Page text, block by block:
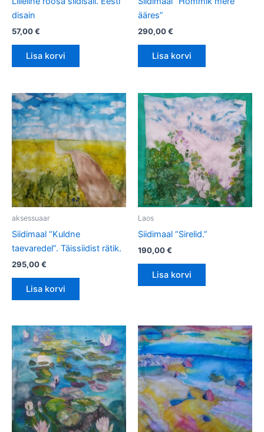
disain
57,00€
Lisa korvi
ääres”
290,00€
Lisa korvi
aksessuaar
Siidimaal “Kuldne
taevaredel”. Täissiidist rätik.
295,00€
Lisa korvi
Laos
Siidimaal “Sirelid.”
190,00€
Lisa korvi